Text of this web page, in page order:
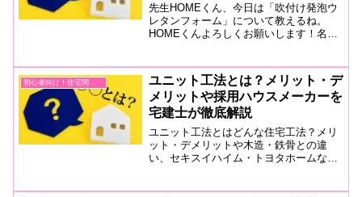
先生HOMEくん、今日は「吹付け発泡ウ
レタンフォーム」について教えるね。
HOMEくんよろしくお願いします！名前
ームは、断熱材や遮音材として使われる
もので、液体の成分を吹...
初心者向け！住宅関連用語
ユニット工法とは？メリット・デ
メリットや採用ハウスメーカーを
宅建士が徹底解説
ユニット工法とはどんな住宅工法？メリ
ット・デメリットや木造・鉄骨との違
い、セキスイハイム・トヨタホームなど